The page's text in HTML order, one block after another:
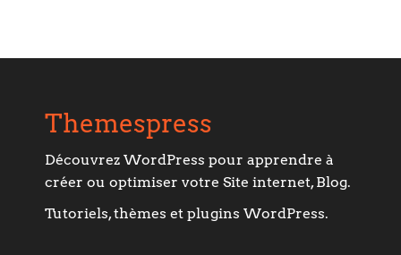
Themespress
Découvrez WordPress pour apprendre à
créer ou optimiser votre Site internet, Blog.
Tutoriels, thèmes et plugins WordPress.